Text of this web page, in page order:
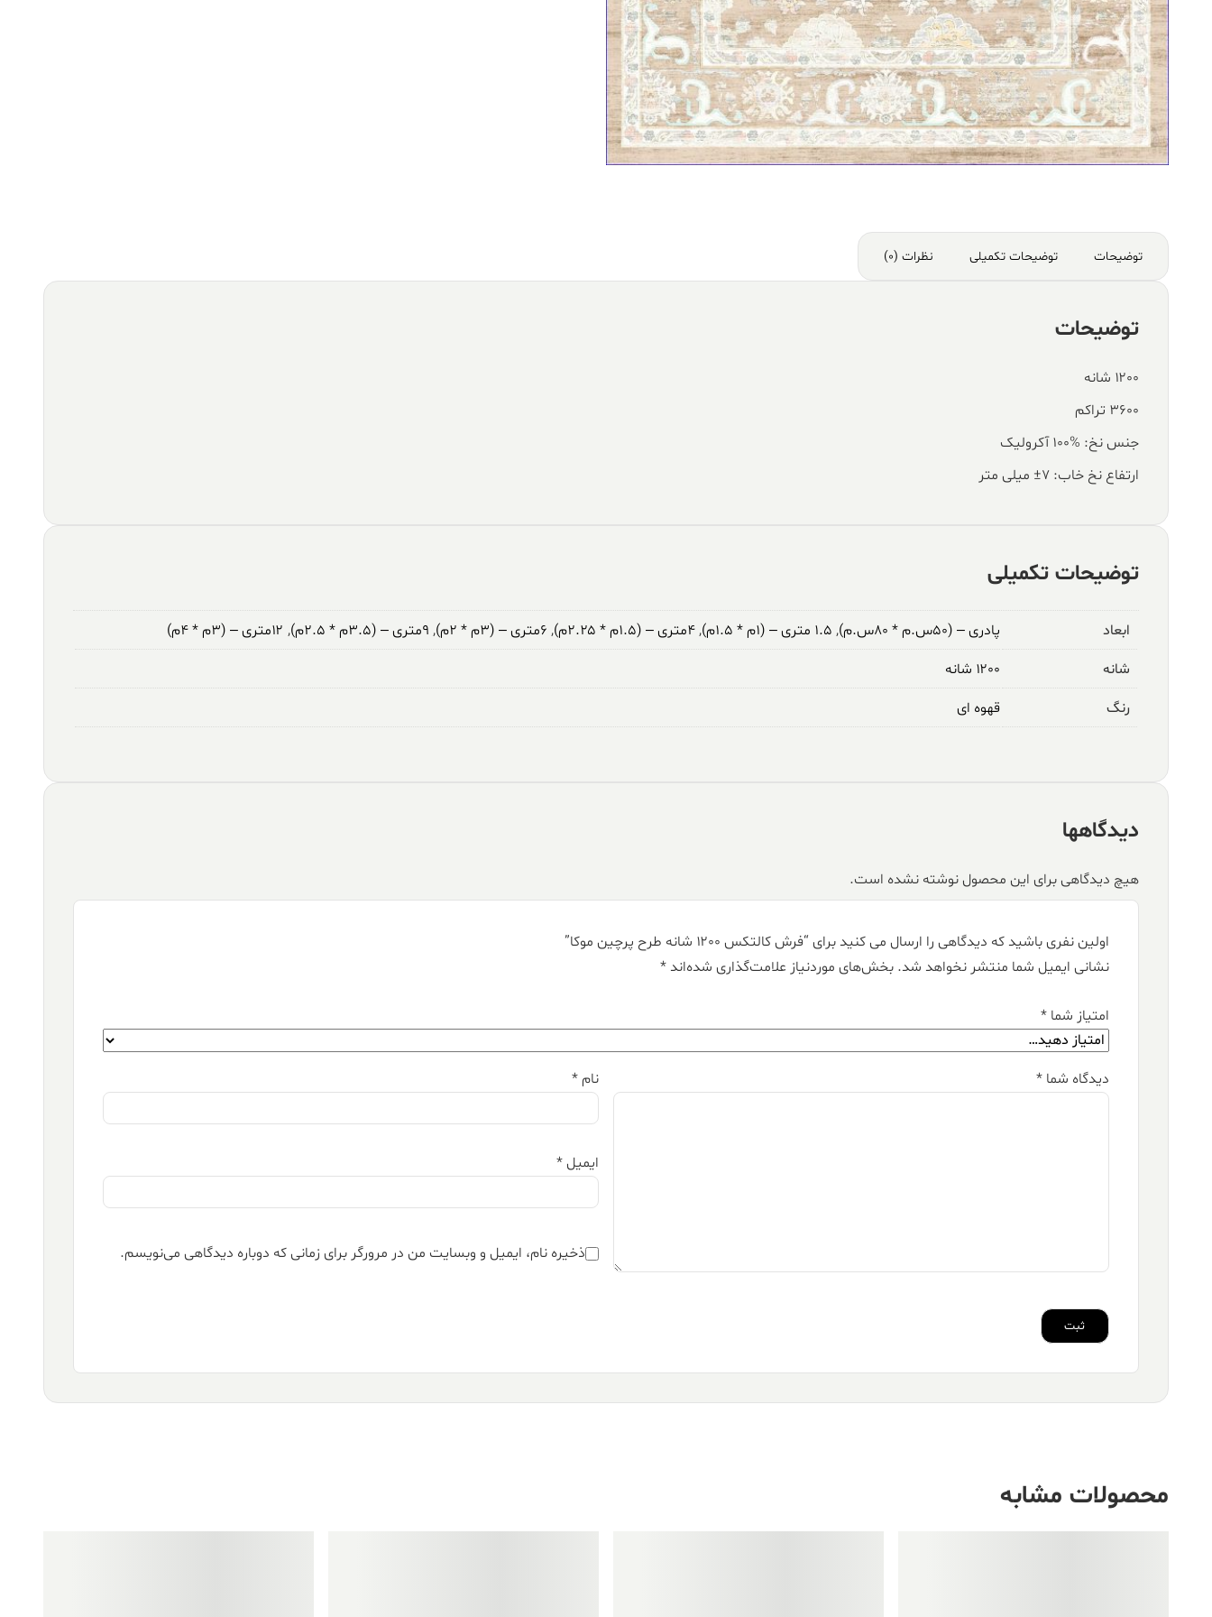
توضیحات توضیحات تکمیلی نظرات (0)
توضیحات
۱۲۰۰ شانه
۳۶۰۰ تراکم
جنس نخ: %100 آکرولیک
ارتفاع نخ خاب: ۷± میلی متر
توضیحات تکمیلی
ابعاد پادری – (۵۰س.م * ۸۰س.م) , ۱.۵ متری – (۱م * ۱.۵م) ,۴متری – (۱.۵م * ۲.۲۵م) , ۶متری – (۳م * ۲م) , ۹متری – (۳.۵م * ۲.۵م) , ۱۲متری – (۳م * ۴م)
شانه
۱۲۰۰ شانه
رنگ
قهوه ای
دیدگاهها
هیچ دیدگاهی برای این محصول نوشته نشده است.
اولین نفری باشید که دیدگاهی را ارسال می کنید برای “فرش کالتکس ۱۲۰۰ شانه طرح پرچین موکا”
نشانی ایمیل شما منتشر نخواهد شد. بخش‌های موردنیاز علامت‌گذاری شده‌اند *
امتیاز شما *
دیدگاه شما * نام *
ایمیل *
ذخیره نام، ایمیل و وبسایت من در مرورگر برای زمانی که دوباره دیدگاهی می‌نویسم.
محصولات مشابه